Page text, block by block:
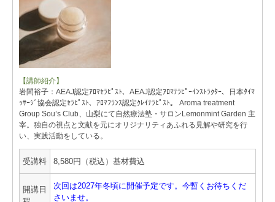
【講師紹介】
岩間裕子：AEAJ認定ｱﾛﾏｾﾗﾋﾟｽﾄ、AEAJ認定ｱﾛﾏﾃﾗﾋﾟｰｲﾝｽﾄﾗｸﾀｰ、日本ﾀｲﾏ
ｯｻｰｼﾞ協会認定ｾﾗﾋﾟｽﾄ、ｱﾛﾏﾌﾗﾝｽ認定ｸﾚｲﾃﾗﾋﾟｽﾄ。 Aroma treatment
Group Sou’s Club、山梨にて自然療法塾・サロンLemonmint Garden 主
宰。独自の視点と文献を元にオリジナリティあふれる見解や研究を行
い、実践活動をしている。
受講料 8,580円（税込）基材費込
開講日
次回は2027年冬頃に開催予定です。今暫くお待ちくだ
さいませ。